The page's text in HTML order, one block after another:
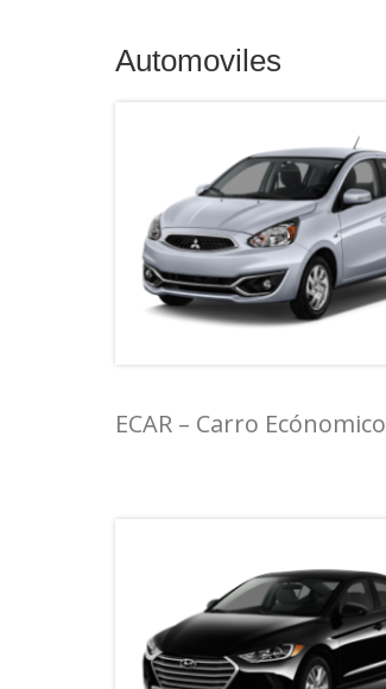
Automoviles
ECAR – Carro Ecónomico